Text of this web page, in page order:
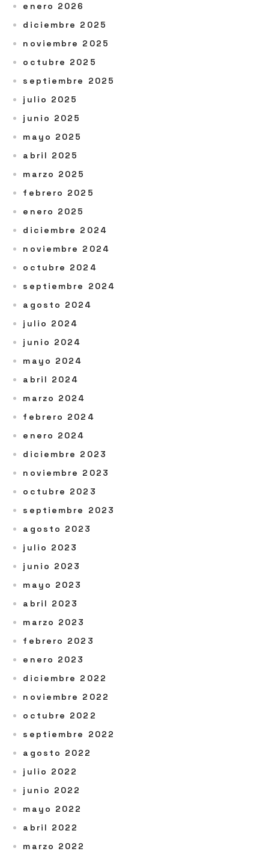
enero 2026
diciembre 2025
noviembre 2025
octubre 2025
septiembre 2025
julio 2025
junio 2025
mayo 2025
abril 2025
marzo 2025
febrero 2025
enero 2025
diciembre 2024
noviembre 2024
octubre 2024
septiembre 2024
agosto 2024
julio 2024
junio 2024
mayo 2024
abril 2024
marzo 2024
febrero 2024
enero 2024
diciembre 2023
noviembre 2023
octubre 2023
septiembre 2023
agosto 2023
julio 2023
junio 2023
mayo 2023
abril 2023
marzo 2023
febrero 2023
enero 2023
diciembre 2022
noviembre 2022
octubre 2022
septiembre 2022
agosto 2022
julio 2022
junio 2022
mayo 2022
abril 2022
marzo 2022